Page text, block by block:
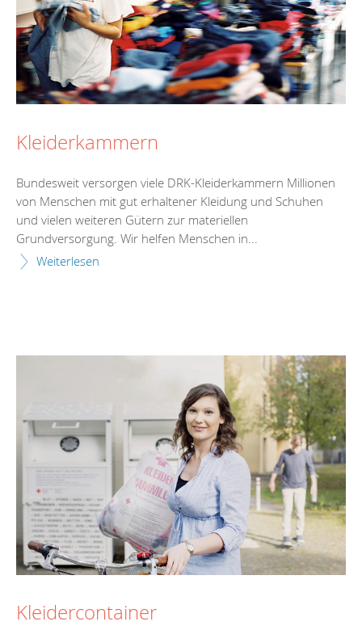
Kleiderkammern
Bundesweit versorgen viele DRK-Kleiderkammern Millionen
von Menschen mit gut erhaltener Kleidung und Schuhen
und vielen weiteren Gütern zur materiellen
Grundversorgung. Wir helfen Menschen in...
Weiterlesen
Kleidercontainer